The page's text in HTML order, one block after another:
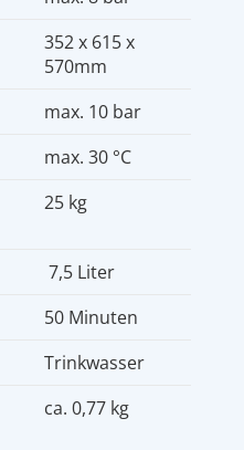
352 x 615 x
570mm
max. 10 bar
max. 30 °C
25 kg
7,5 Liter
50 Minuten
Trinkwasser
ca. 0,77 kg